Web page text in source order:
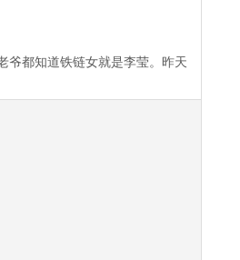
爷都知道铁链女就是李莹。昨天